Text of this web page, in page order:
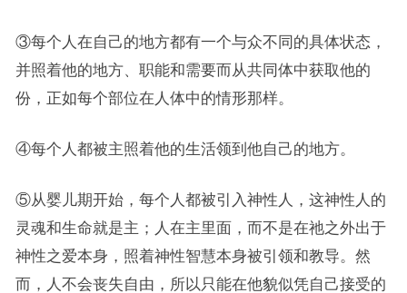
③每个人在自己的地方都有一个与众不同的具体状态，
并照着他的地方、职能和需要而从共同体中获取他的
份，正如每个部位在人体中的情形那样。
④每个人都被主照着他的生活领到他自己的地方。
⑤从婴儿期开始，每个人都被引入神性人，这神性人的
灵魂和生命就是主；人在主里面，而不是在祂之外出于
神性之爱本身，照着神性智慧本身被引领和教导。然
而，人不会丧失自由，所以只能在他貌似凭自己接受的